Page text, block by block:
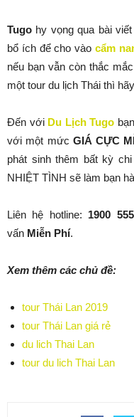
Tugo hy vọng qua bài
bổ ích để cho vào cẩm
nếu bạn vẫn còn thắc
một tour du lịch Thái thì
Đến với Du Lịch Tugo
với một mức GIÁ CỰC
phát sinh thêm bất kỳ
NHIỆT TÌNH sẽ làm bạn
Liên hệ hotline: 1900
vấn Miễn Phí.
Xem thêm các chủ đề:
tour Thái Lan 2019
tour Thái Lan giá rẻ
du lich Thai Lan
tour du lich Thai Lan